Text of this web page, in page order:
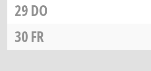
29DO
30FR